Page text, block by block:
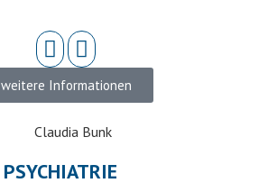
weitere Informationen
PSYCHIATRIE